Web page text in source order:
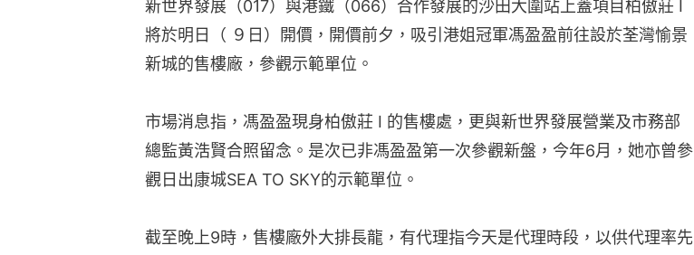
新世界發展（017）與港鐵（066）合作發展的沙田大圍站上蓋項目柏傲莊 I
將於明日（ ９日）開價，開價前夕，吸引港姐冠軍馮盈盈前往設於荃灣愉景
新城的售樓廠，參觀示範單位。
市場消息指，馮盈盈現身柏傲莊 I 的售樓處，更與新世界發展營業及市務部
總監黃浩賢合照留念。是次已非馮盈盈第一次參觀新盤，今年6月，她亦曾參
觀日出康城SEA TO SKY的示範單位。
截至晚上9時，售樓廠外大排長龍，有代理指今天是代理時段，以供代理率先